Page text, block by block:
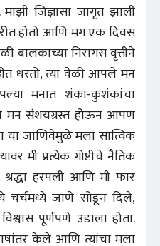
जिज्ञासा जागृत झाली
होतो आणि मग एक दिवस
बालकाच्या निरागस वृत्तीने
धरतो, त्या वेळी आपले मन
मनात शंका-कुशंकांचा
मन संशयग्रस्त होऊन आपण
या जाणिवेमुळे मला सात्विक
मी प्रत्येक गोष्टीचे नैतिक
हरपली आणि मी फार
चर्चमध्ये जाणे सोडून दिले,
पूर्णपणे उडाला होता.
केले आणि त्यांचा मला